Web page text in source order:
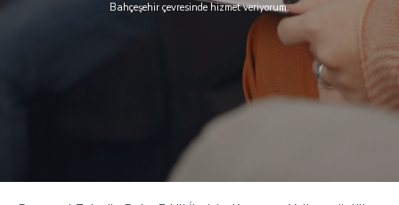
Bahçeşehir çevresinde hizmet veriyorum.